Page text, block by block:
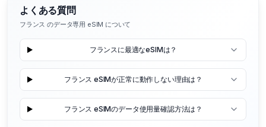
よくある質問
フランス のデータ専用 eSIM について
フランスに最適なeSIMは？
フランス eSIMが正常に動作しない理由は？
フランス eSIMのデータ使用量確認方法は？